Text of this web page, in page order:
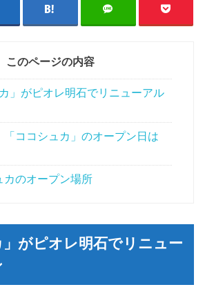
このページの内容
」がピオレ明石でリニューアル
「ココシュカ」のオープン日は
カのオープン場所
」がピオレ明石でリニュー